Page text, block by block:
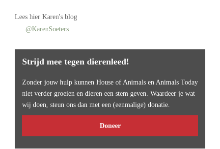
Lees hier Karen's blog
@KarenSoeters
Strijd mee tegen dierenleed!
Zonder jouw hulp kunnen House of Animals en Animals Today
niet verder groeien en dieren een stem geven. Waardeer je wat
wij doen, steun ons dan met een (eenmalige) donatie.
Doneer